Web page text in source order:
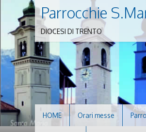
Parrocchie
DIOCESI DI TRENTO
HOME Orari messe